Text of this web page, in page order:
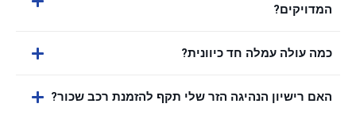
המדויקים?
כמה עולה עמלה חד כיוונית?
האם רישיון הנהיגה הזר שלי תקף להזמנת רכב שכור?